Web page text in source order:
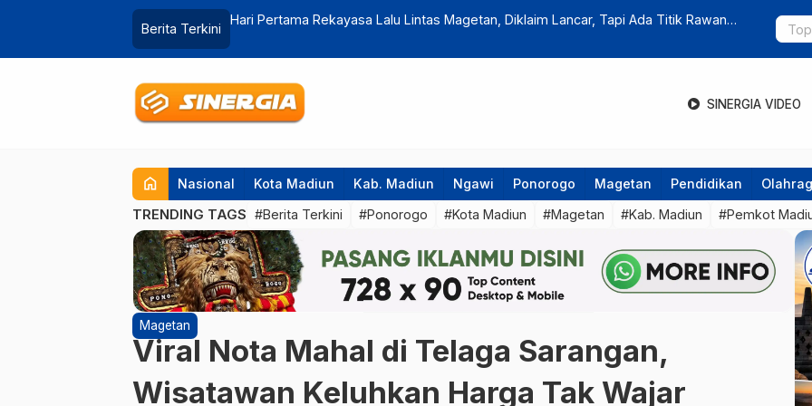
Berita Terkini
Kecelakaan Beruntun di Pasar Stasiun Ponorogo, Truk Hantam Mobil dan Motor
Dampak
SINERGIA VIDEO
home Nasional Kota Madiun Kab. Madiun Ngawi Ponorogo Magetan Pendidikan
TRENDING TAGS #Berita Terkini #Ponorogo #Kota Madiun #Magetan #Kab. Madiun #Pemkot
Magetan
Viral Nota Mahal di Telaga Sarangan,
Wisatawan Keluhkan Harga Tak Wajar